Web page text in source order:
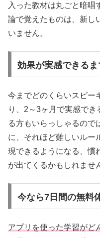
入った教材は丸ごと暗唱
論で覚えたものは、新し
いません。
効果が実感できる
今までどのくらいスピー
り、2～3ヶ月で実感で
る方もいらっしゃるので
に、それほど難しいルー
現できるようになる、慣
が出てくるかもしれませ
今なら7日間の無料
アプリを使った学習がど